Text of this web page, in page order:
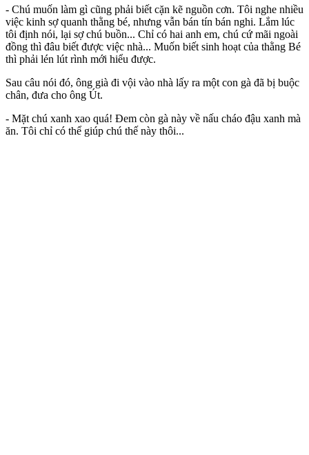
- Chú muốn làm gì cũng phải biết cặn kẽ nguồn cơn. Tôi nghe nhiều
việc kinh sợ quanh thằng bé, nhưng vẫn bán tín bán nghi. Lắm lúc
tôi định nói, lại sợ chú buồn... Chỉ có hai anh em, chú cứ mãi ngoài
đồng thì đâu biết được việc nhà... Muốn biết sinh hoạt của thằng Bé
thì phải lén lút rình mới hiểu được.
Sau câu nói đó, ông già đi vội vào nhà lấy ra một con gà đã bị buộc
chân, đưa cho ông Út.
- Mặt chú xanh xao quá! Đem còn gà này về nấu cháo đậu xanh mà
ăn. Tôi chỉ có thể giúp chú thế này thôi...